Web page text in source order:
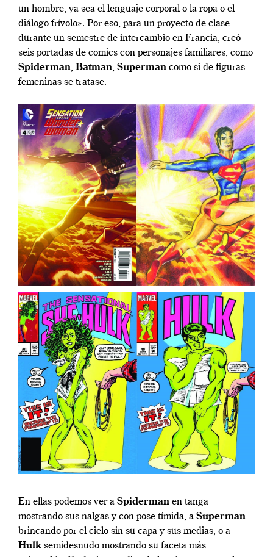
un hombre, ya sea el lenguaje corporal o la ropa o el
diálogo frívolo». Por eso, para un proyecto de clase
durante un semestre de intercambio en Francia, creó
seis portadas de comics con personajes familiares, como
Spiderman, Batman, Superman como si de figuras
femeninas se tratase.
En ellas podemos ver a Spiderman en tanga
mostrando sus nalgas y con pose tímida, a Superman
brincando por el cielo sin su capa y sus medias, o a
Hulk semidesnudo mostrando su faceta más